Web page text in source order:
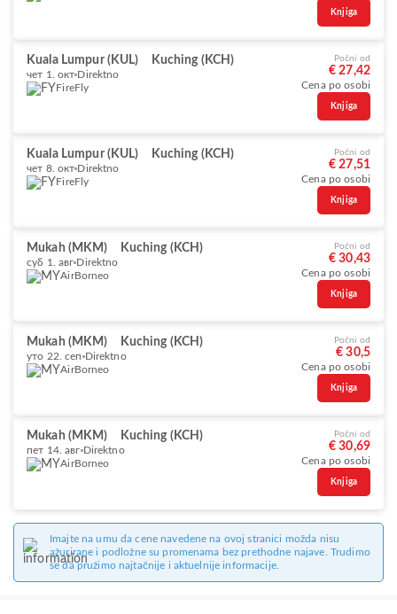
Knjiga
Kuala Lumpur (KUL) Kuching (KCH)
чет 1. окт Direktno
FireFly
Počni od
€ 27,42
Cena po osobi
Knjiga
Kuala Lumpur (KUL) Kuching (KCH)
чет 8. окт Direktno
FireFly
Počni od
€ 27,51
Cena po osobi
Knjiga
Mukah (MKM) Kuching (KCH)
суб 1. авг Direktno
AirBorneo
Počni od
€ 30,43
Cena po osobi
Knjiga
Mukah (MKM) Kuching (KCH)
уто 22. сеп Direktno
AirBorneo
Počni od
€ 30,5
Cena po osobi
Knjiga
Mukah (MKM) Kuching (KCH)
пет 14. авг Direktno
AirBorneo
Počni od
€ 30,69
Cena po osobi
Knjiga
Imajte na umu da cene navedene na ovoj stranici možda nisu
ažurirane i podložne su promenama bez prethodne najave. Trudimo
se da pružimo najtačnije i aktuelnije informacije.